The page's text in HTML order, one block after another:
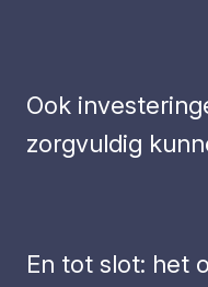
Ook
zorgvuldig
En tot slot: het